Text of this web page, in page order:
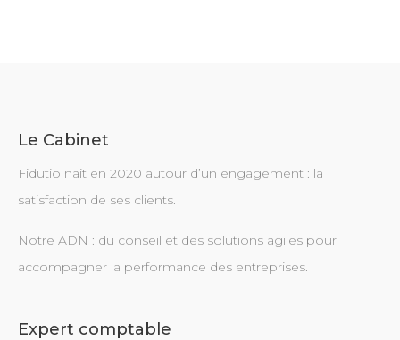
Le Cabinet
Fidutio nait en 2020 autour d’un engagement : la
satisfaction de ses clients.
Notre ADN : du conseil et des solutions agiles pour
accompagner la performance des entreprises.
Expert comptable